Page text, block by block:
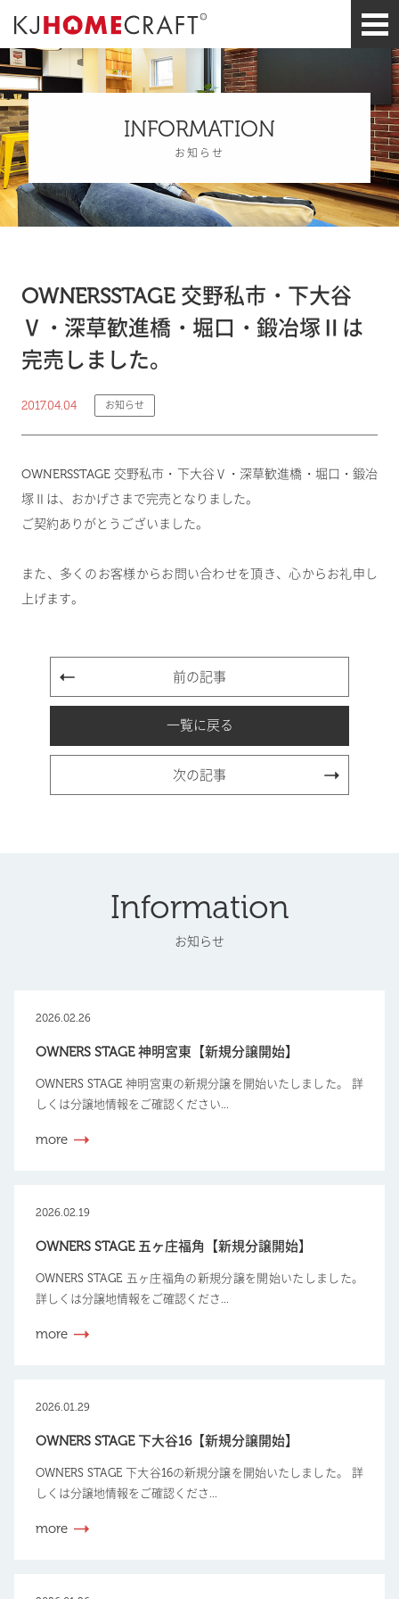
INFORMATION
お知らせ
OWNERSSTAGE 交野私市・下大谷
Ⅴ・深草歓進橋・堀口・鍛冶塚Ⅱは
完売しました。
2017.04.04 お知らせ
OWNERSSTAGE 交野私市・下大谷Ⅴ・深草歓進橋・堀口・鍛冶
塚Ⅱは、おかげさまで完売となりました。
ご契約ありがとうございました。
また、多くのお客様からお問い合わせを頂き、心からお礼申し
上げます。
前の記事
一覧に戻る
次の記事
Information
お知らせ
2026.02.26
OWNERS STAGE 神明宮東【新規分譲開始】
OWNERS STAGE 神明宮東の新規分譲を開始いたしました。 詳
しくは分譲地情報をご確認ください...
more
2026.02.19
OWNERS STAGE 五ヶ庄福角【新規分譲開始】
OWNERS STAGE 五ヶ庄福角の新規分譲を開始いたしました。
詳しくは分譲地情報をご確認くださ...
more
2026.01.29
OWNERS STAGE 下大谷16【新規分譲開始】
OWNERS STAGE 下大谷16の新規分譲を開始いたしました。 詳
しくは分譲地情報をご確認くださ...
more